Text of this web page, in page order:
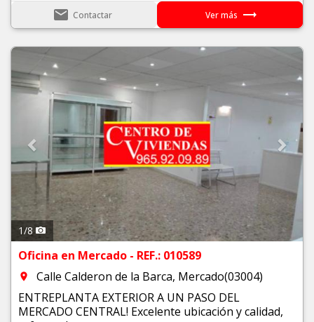
email Contactar Ver más trending_flat
Previous Next
1/8
Oficina en Mercado - REF.: 010589
room
Calle Calderon de la Barca, Mercado(03004)
ENTREPLANTA EXTERIOR A UN PASO DEL
MERCADO CENTRAL! Excelente ubicación y calidad,